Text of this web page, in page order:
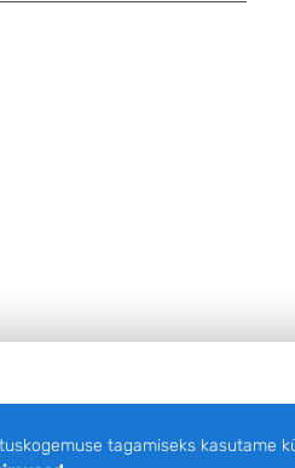
tagamiseks kasutame